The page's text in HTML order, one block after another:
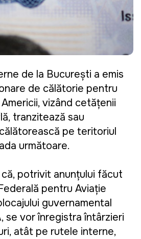
de la București a emis
de călătorie pentru
vizând cetățenii
tranzitează sau
pe teritoriul
următoare.
potrivit anunțului făcut
pentru Aviație
guvernamental
se vor înregistra întârzieri
atât pe rutele interne,